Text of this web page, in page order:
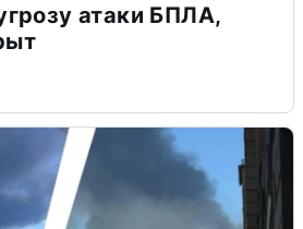
атаки БПЛА,